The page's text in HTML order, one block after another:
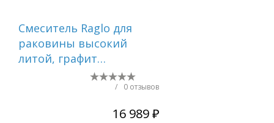
Смеситель Raglo для
раковины высокий
литой, графит
/ 0 отзывов
16 989 ₽